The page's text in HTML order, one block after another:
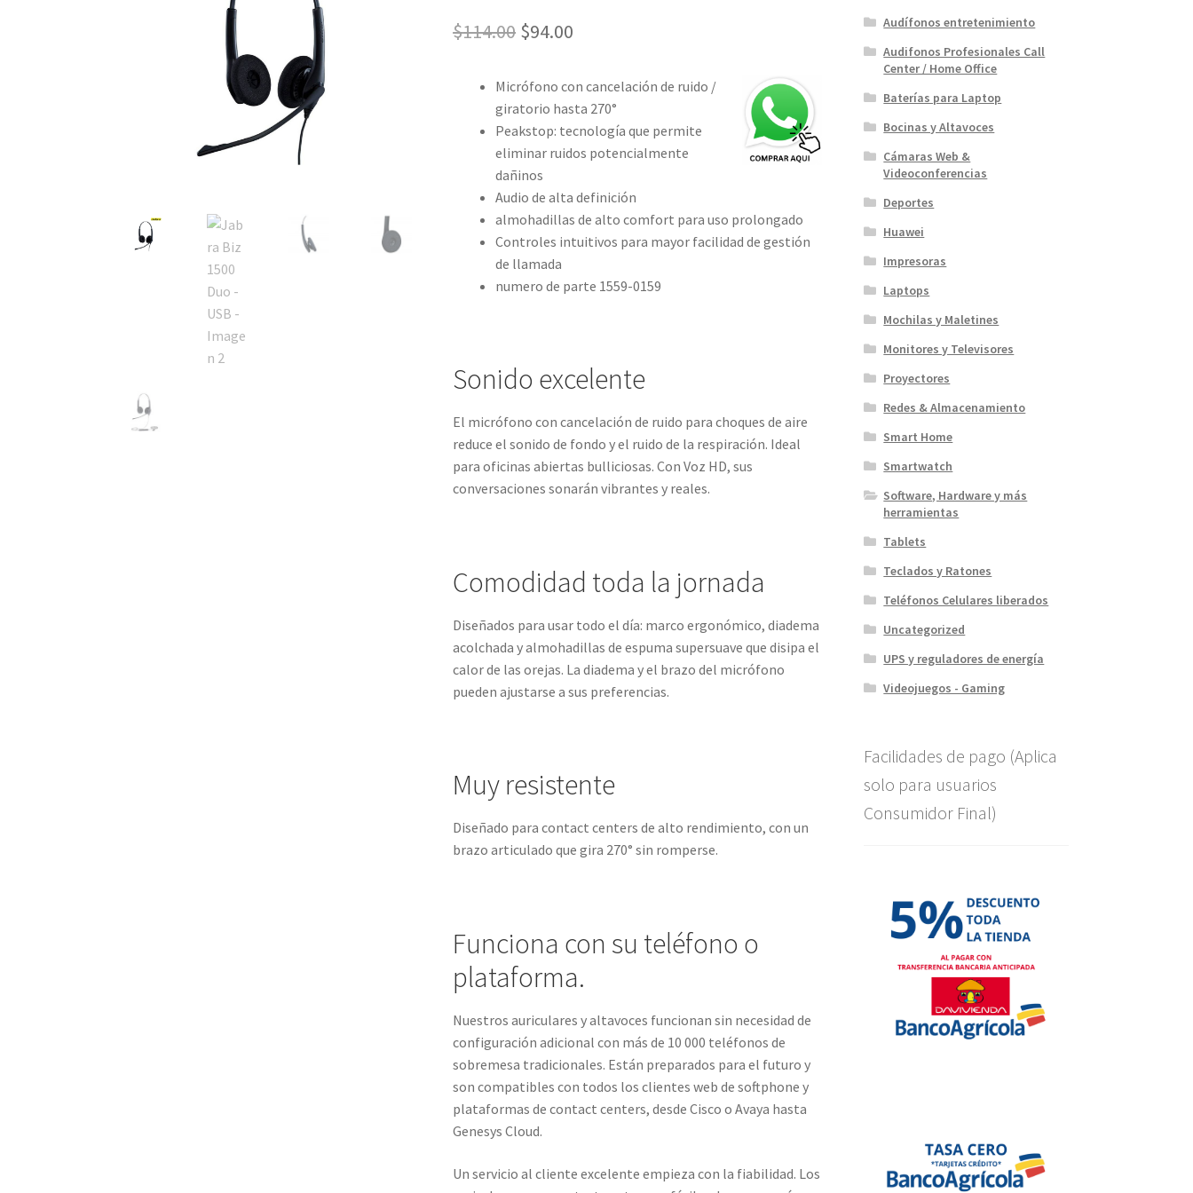
$114.00 El
original
era:
$114.00.
$94.00
actual
es:
$94.00.
Micrófono con cancelación de ruido /
giratorio hasta 270°
Peakstop: tecnología que permite
eliminar ruidos potencialmente
dañinos
Audio de alta definición
almohadillas de alto comfort para uso prolongado
Controles intuitivos para mayor facilidad de gestión
de llamada
numero de parte 1559-0159
Sonido excelente
El micrófono con cancelación de ruido para choques de aire
reduce el sonido de fondo y el ruido de la respiración. Ideal
para oficinas abiertas bulliciosas. Con Voz HD, sus
conversaciones sonarán vibrantes y reales.
Comodidad toda la jornada
Diseñados para usar todo el día: marco ergonómico, diadema
acolchada y almohadillas de espuma supersuave que disipa el
calor de las orejas. La diadema y el brazo del micrófono
pueden ajustarse a sus preferencias.
Muy resistente
Diseñado para contact centers de alto rendimiento, con un
brazo articulado que gira 270° sin romperse.
Funciona con su teléfono o
plataforma.
Nuestros auriculares y altavoces funcionan sin necesidad de
configuración adicional con más de 10 000 teléfonos de
sobremesa tradicionales. Están preparados para el futuro y
son compatibles con todos los clientes web de softphone y
plataformas de contact centers, desde Cisco o Avaya hasta
Genesys Cloud.
Un servicio al cliente excelente empieza con la fiabilidad. Los
Audífonos entretenimiento
Audifonos Profesionales Call
Center / Home Office
Baterías para Laptop
Bocinas y Altavoces
Cámaras Web &
Videoconferencias
Deportes
Huawei
Impresoras
Laptops
Mochilas y Maletines
Monitores y Televisores
Proyectores
Redes & Almacenamiento
Smart Home
Smartwatch
Software, Hardware y más
herramientas
Tablets
Teclados y Ratones
Teléfonos Celulares liberados
Uncategorized
UPS y reguladores de energía
Videojuegos - Gaming
Facilidades de pago (Aplica
solo para usuarios
Consumidor Final)